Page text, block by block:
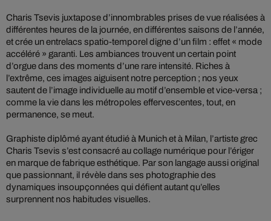
Charis Tsevis juxtapose d’innombrables prises de vue réalisées à
différentes heures de la journée, en différentes saisons de l’année,
et crée un entrelacs spatio-temporel digne d’un film : effet « mode
accéléré » garanti. Les ambiances trouvent un certain point
d’orgue dans des moments d’une rare intensité. Riches à
l’extrême, ces images aiguisent notre perception ; nos yeux
sautent de l’image individuelle au motif d’ensemble et vice-versa ;
comme la vie dans les métropoles effervescentes, tout, en
permanence, se meut.
Graphiste diplômé ayant étudié à Munich et à Milan, l’artiste grec
Charis Tsevis s’est consacré au collage numérique pour l’ériger
en marque de fabrique esthétique. Par son langage aussi original
que passionnant, il révèle dans ses photographie des
dynamiques insoupçonnées qui défient autant qu’elles
surprennent nos habitudes visuelles.